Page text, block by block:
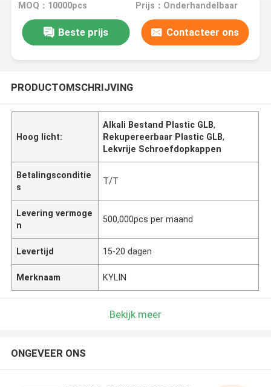
MOQ：10000pcs Prijs：Onderhandelbaar
Beste prijs Contacteer ons
PRODUCTOMSCHRIJVING
Hoog licht:
Alkali Bestand Plastic GLB,
Rekupereerbaar Plastic GLB,
Lekvrije Schroefdopkappen
Betalingsconditie
s
T/T
Levering vermoge
n
500,000pcs per maand
Levertijd 15-20 dagen
Merknaam KYLIN
Bekijk meer
ONGEVEER ONS